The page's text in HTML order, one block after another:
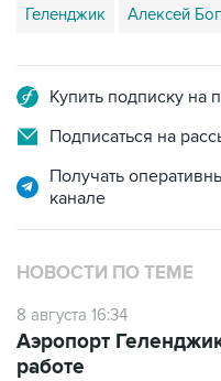
Геленджик Алексей
Купить подписку на
Подписаться на
Получать
канале
НОВОСТИ ПО ТЕМЕ
8 августа 16:34
Аэропорт
работе